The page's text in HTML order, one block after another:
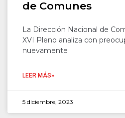
de Comunes
La Dirección Nacional de
XVI Pleno analiza con
nuevamente
LEER MÁS»
5 diciembre, 2023